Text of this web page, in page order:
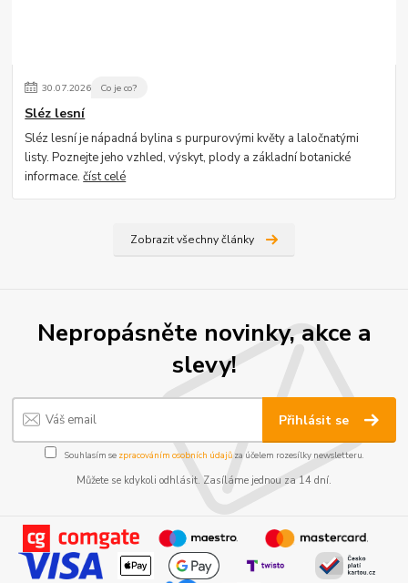
30.07.2026 Co je co?
Sléz lesní
Sléz lesní je nápadná bylina s purpurovými květy a laločnatými
listy. Poznejte jeho vzhled, výskyt, plody a základní botanické
informace.číst celé
Zobrazit všechny články
Nepropásněte novinky, akce a
slevy!
Přihlásit se
Souhlasím se zpracováním osobních údajůza účelem rozesílky newsletteru.
Můžete se kdykoli odhlásit. Zasíláme jednou za 14 dní.